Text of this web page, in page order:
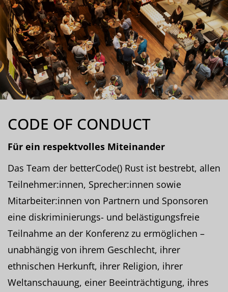
CODE OF CONDUCT
Für ein respektvolles Miteinander
Das Team der betterCode() Rust ist bestrebt, allen
Teilnehmer:innen, Sprecher:innen sowie
Mitarbeiter:innen von Partnern und Sponsoren
eine diskriminierungs- und belästigungsfreie
Teilnahme an der Konferenz zu ermöglichen –
unabhängig von ihrem Geschlecht, ihrer
ethnischen Herkunft, ihrer Religion, ihrer
Weltanschauung, einer Beeinträchtigung, ihres